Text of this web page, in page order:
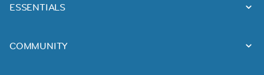
ESSENTIALS
COMMUNITY